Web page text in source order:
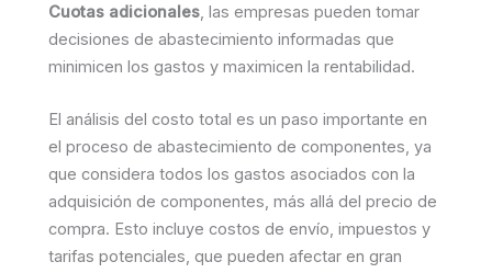
Cuotas adicionales, las empresas pueden tomar
decisiones de abastecimiento informadas que
minimicen los gastos y maximicen la rentabilidad.
El análisis del costo total es un paso importante en
el proceso de abastecimiento de componentes, ya
que considera todos los gastos asociados con la
adquisición de componentes, más allá del precio de
compra. Esto incluye costos de envío, impuestos y
tarifas potenciales, que pueden afectar en gran